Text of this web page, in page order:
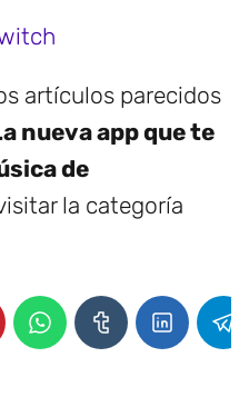
artículos parecidos
nueva app que te
de
la categoría